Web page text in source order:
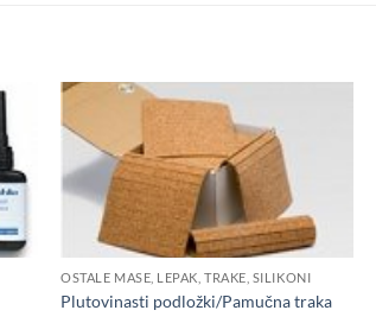
OSTALE MASE, LEPAK, TRAKE, SILIKONI
Plutovinasti podložki/Pamučna traka